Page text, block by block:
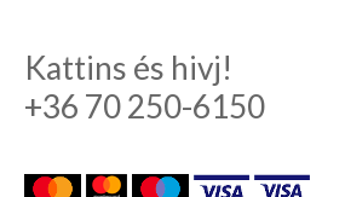
Kattins és hivj!
+36 70 250-6150